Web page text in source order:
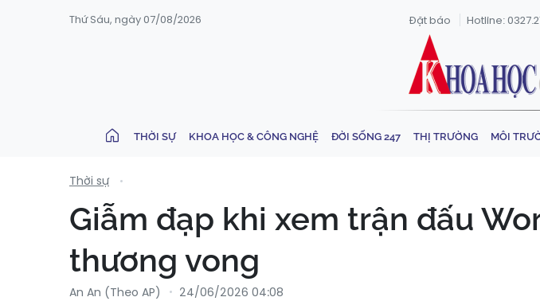
Thứ Sáu, ngày 07/08/2026 Đặt báo Hotline:
THỜI SỰ KHOA HỌC & CÔNG NGHỆ ĐỜI SỐNG 247 THỊ TRƯỜNG MÔI
Thời sự
Giẫm đạp khi xem trận đấu
thương vong
An An (Theo AP) 24/06/2026 04:08